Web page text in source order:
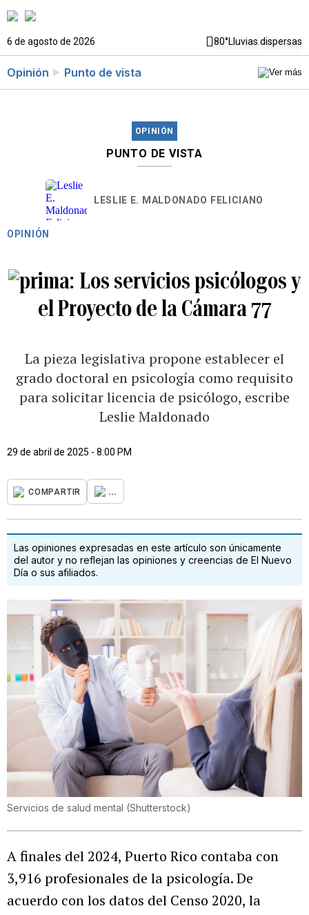
6 de agosto de 2026 80°Lluvias dispersas
Opinión Punto de vista
OPINIÓN
PUNTO DE VISTA
LESLIE E. MALDONADO FELICIANO
OPINIÓN
Los servicios psicólogos y
el Proyecto de la Cámara 77
La pieza legislativa propone establecer el
grado doctoral en psicología como requisito
para solicitar licencia de psicólogo, escribe
Leslie Maldonado
29 de abril de 2025 - 8:00 PM
COMPARTIR ...
Las opiniones expresadas en este artículo son únicamente
del autor y no reflejan las opiniones y creencias de El Nuevo
Día o sus afiliados.
Servicios de salud mental (Shutterstock)
A finales del 2024, Puerto Rico contaba con
3,916 profesionales de la psicología. De
acuerdo con los datos del Censo 2020, la